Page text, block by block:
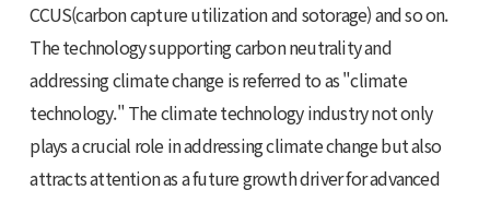
CCUS(carbon capture utilization and sotorage) and so on.
The technology supporting carbon neutrality and
addressing climate change is referred to as "climate
technology." The climate technology industry not only
plays a crucial role in addressing climate change but also
attracts attention as a future growth driver for advanced